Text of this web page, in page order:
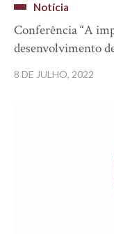
Notícia
Conferência “A
desenvolvimento
8 DE JULHO, 2022